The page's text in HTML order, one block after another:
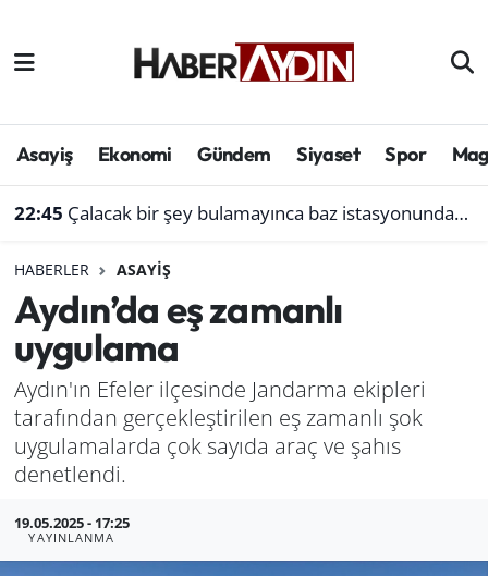
Asayiş Ekonomi Gündem Siyaset Spor
22:45 Çalacak bir şey bulamayınca baz istasyonundan akü çaldı
HABERLER ASAYIŞ
Aydın’da eş zamanlı
uygulama
Aydın'ın Efeler ilçesinde Jandarma ekipleri
tarafından gerçekleştirilen eş zamanlı şok
uygulamalarda çok sayıda araç ve şahıs
denetlendi.
19.05.2025 - 17:25
YAYINLANMA
Afyonkarahisar
Çevre
Genel
Haber
Izmir
Kütahya
Manisa
Aydın Hava Durumu
Süper Lig Puan Durumu ve Fikstür
Son Dakika Haberleri
Haber Arşivi